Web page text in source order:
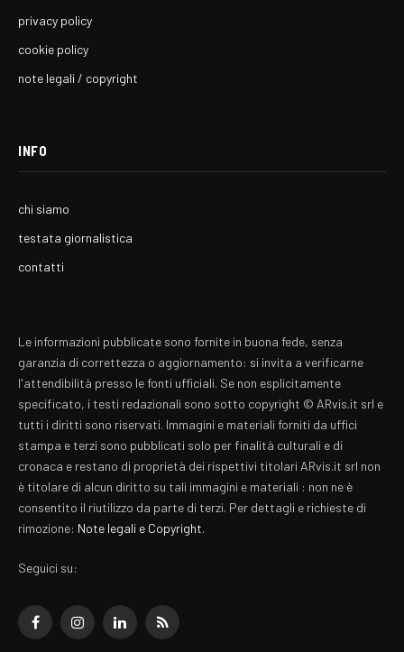
privacy policy
cookie policy
note legali / copyright
INFO
chi siamo
testata giornalistica
contatti
Le informazioni pubblicate sono fornite in buona fede, senza
garanzia di correttezza o aggiornamento: si invita a verificarne
l'attendibilità presso le fonti ufficiali. Se non esplicitamente
specificato, i testi redazionali sono sotto copyright © ARvis.it srl e
tutti i diritti sono riservati. Immagini e materiali forniti da uffici
stampa e terzi sono pubblicati solo per finalità culturali e di
cronaca e restano di proprietà dei rispettivi titolari ARvis.it srl non
è titolare di alcun diritto su tali immagini e materiali : non ne è
consentito il riutilizzo da parte di terzi. Per dettagli e richieste di
rimozione: Note legali e Copyright.
Seguici su:
FacebookInstagramLinkedInRSS